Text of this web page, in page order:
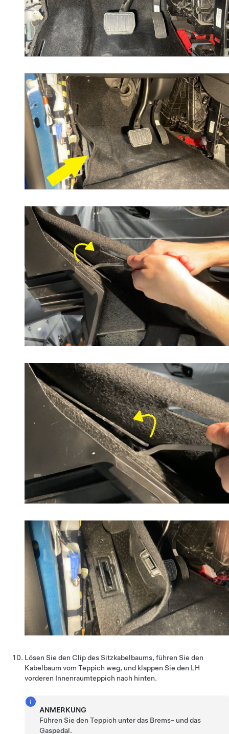
Lösen Sie den Clip des Sitzkabelbaums, führen Sie den
Kabelbaum vom Teppich weg, und klappen Sie den LH
vorderen Innenraumteppich nach hinten.
ANMERKUNG
Führen Sie den Teppich unter das Brems- und das
Gaspedal.